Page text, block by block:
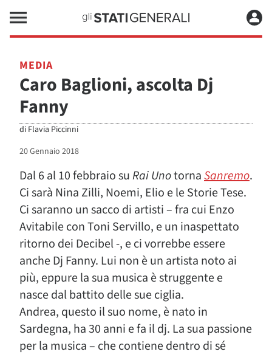
MEDIA
Caro Baglioni, ascolta Dj
Fanny
di Flavia Piccinni
20 Gennaio 2018
Dal 6 al 10 febbraio suRai UnotornaSanremo.
Ci sarà Nina Zilli, Noemi, Elio e le Storie Tese.
Ci saranno un sacco di artisti – fra cui Enzo
Avitabile con Toni Servillo, e un inaspettato
ritorno dei Decibel -, e ci vorrebbe essere
anche Dj Fanny. Lui non è un artista noto ai
più, eppure la sua musica è struggente e
nasce dal battito delle sue ciglia.
Andrea, questo il suo nome, è nato in
Sardegna, ha 30 anni e fa il dj. La sua passione
per la musica – che contiene dentro di sé